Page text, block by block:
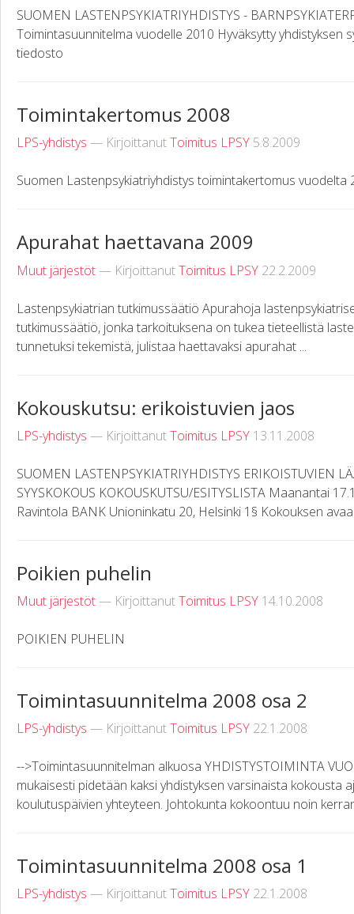
SUOMEN LASTENPSYKIATRIYHDISTYS -
Toimintasuunnitelma vuodelle 2010 Hyväksytty yhdistyksen
tiedosto
Toimintakertomus 2008
LPS-yhdistys — KirjoittanutToimitus LPSY 5.8.2009
Suomen Lastenpsykiatriyhdistys toimintakertomus vuodelta
Apurahat haettavana 2009
Muut järjestöt— KirjoittanutToimitus LPSY 22.2.2009
Lastenpsykiatrian tutkimussäätiö Apurahoja
tutkimussäätiö, jonka tarkoituksena on tukea tieteellistä
tunnetuksi tekemistä, julistaa haettavaksi apurahat ...
Kokouskutsu: erikoistuvien jaos
LPS-yhdistys — KirjoittanutToimitus LPSY 13.11.2008
SUOMEN LASTENPSYKIATRIYHDISTYS ERIKOISTUVIEN
SYYSKOKOUS KOKOUSKUTSU/ESITYSLISTA Maanantai
Ravintola BANK Unioninkatu 20, Helsinki 1§ Kokouksen
Poikien puhelin
Muut järjestöt— KirjoittanutToimitus LPSY 14.10.2008
POIKIEN PUHELIN
Toimintasuunnitelma 2008 osa 2
LPS-yhdistys — KirjoittanutToimitus LPSY 22.1.2008
-->Toimintasuunnitelman alkuosa YHDISTYSTOIMINTA
mukaisesti pidetään kaksi yhdistyksen varsinaista kokousta
koulutuspäivien yhteyteen. Johtokunta kokoontuu noin
Toimintasuunnitelma 2008 osa 1
LPS-yhdistys — KirjoittanutToimitus LPSY 22.1.2008